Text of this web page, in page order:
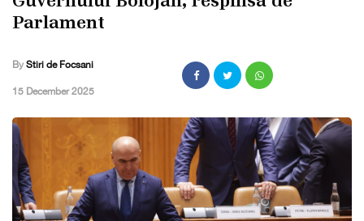
Parlament
By Stiri de Focsani
,15 December 2025